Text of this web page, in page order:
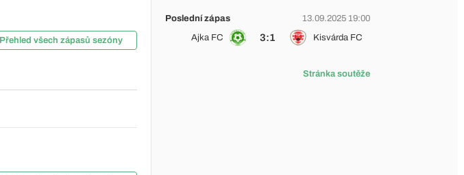
Přehled všech zápasů sezóny
Poslední zápas
13.09.2025 19:00
Ajka FC
3:1 Kisvárda FC
Stránka soutěže